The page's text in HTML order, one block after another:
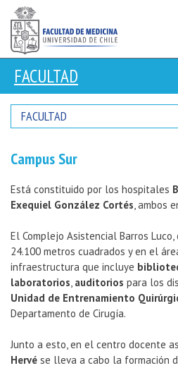
FACULTAD
FACULTAD
Campus Sur
Está constituido por los hospitales
Exequiel González Cortés, ambos
El Complejo Asistencial Barros
24.100 metros cuadrados y en el
infraestructura que incluye
laboratorios, auditorios para los
Unidad de Entrenamiento
Departamento de Cirugía.
Junto a esto, en el centro docente
Hervé se lleva a cabo la formación